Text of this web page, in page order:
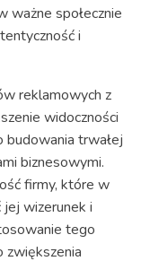
ważne społecznie
i
reklamowych z
widoczności
budowania trwałej
biznesowymi.
firmy, które w
wizerunek i
tego
zwiększenia